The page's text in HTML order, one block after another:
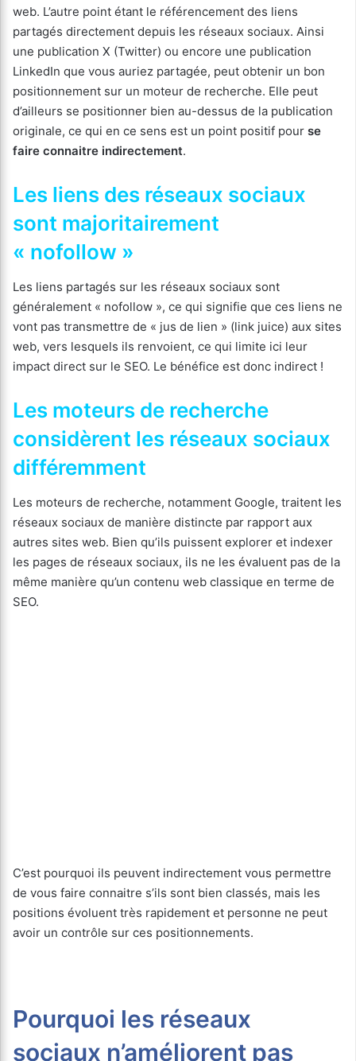
web. L’autre point étant le référencement des liens
partagés directement depuis les réseaux sociaux. Ainsi
une publication X (Twitter) ou encore une publication
LinkedIn que vous auriez partagée, peut obtenir un bon
positionnement sur un moteur de recherche. Elle peut
d’ailleurs se positionner bien au-dessus de la publication
originale, ce qui en ce sens est un point positif pour se
faire connaitre indirectement.
Les liens des réseaux sociaux
sont majoritairement
« nofollow »
Les liens partagés sur les réseaux sociaux sont
généralement « nofollow », ce qui signifie que ces liens ne
vont pas transmettre de « jus de lien » (link juice) aux sites
web, vers lesquels ils renvoient, ce qui limite ici leur
impact direct sur le SEO. Le bénéfice est donc indirect !
Les moteurs de recherche
considèrent les réseaux sociaux
différemment
Les moteurs de recherche, notamment Google, traitent les
réseaux sociaux de manière distincte par rapport aux
autres sites web. Bien qu’ils puissent explorer et indexer
les pages de réseaux sociaux, ils ne les évaluent pas de la
même manière qu’un contenu web classique en terme de
SEO.
C’est pourquoi ils peuvent indirectement vous permettre
de vous faire connaitre s’ils sont bien classés, mais les
positions évoluent très rapidement et personne ne peut
avoir un contrôle sur ces positionnements.
Pourquoi les réseaux
sociaux n’améliorent pas